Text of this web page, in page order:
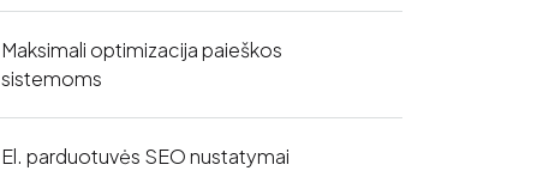
Maksimali optimizacija paieškos
sistemoms
El. parduotuvės SEO nustatymai